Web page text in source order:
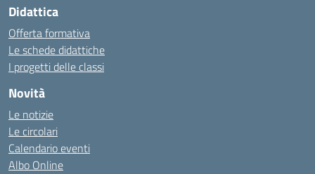
Didattica
Offerta formativa
Le schede didattiche
I progetti delle classi
Novità
Le notizie
Le circolari
Calendario eventi
Albo Online